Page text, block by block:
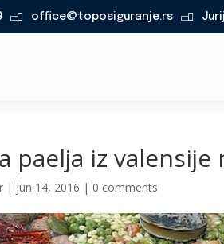
 office@toposiguranje.rs 
paelja iz valensije
| jun 14, 2016 | 0 comments